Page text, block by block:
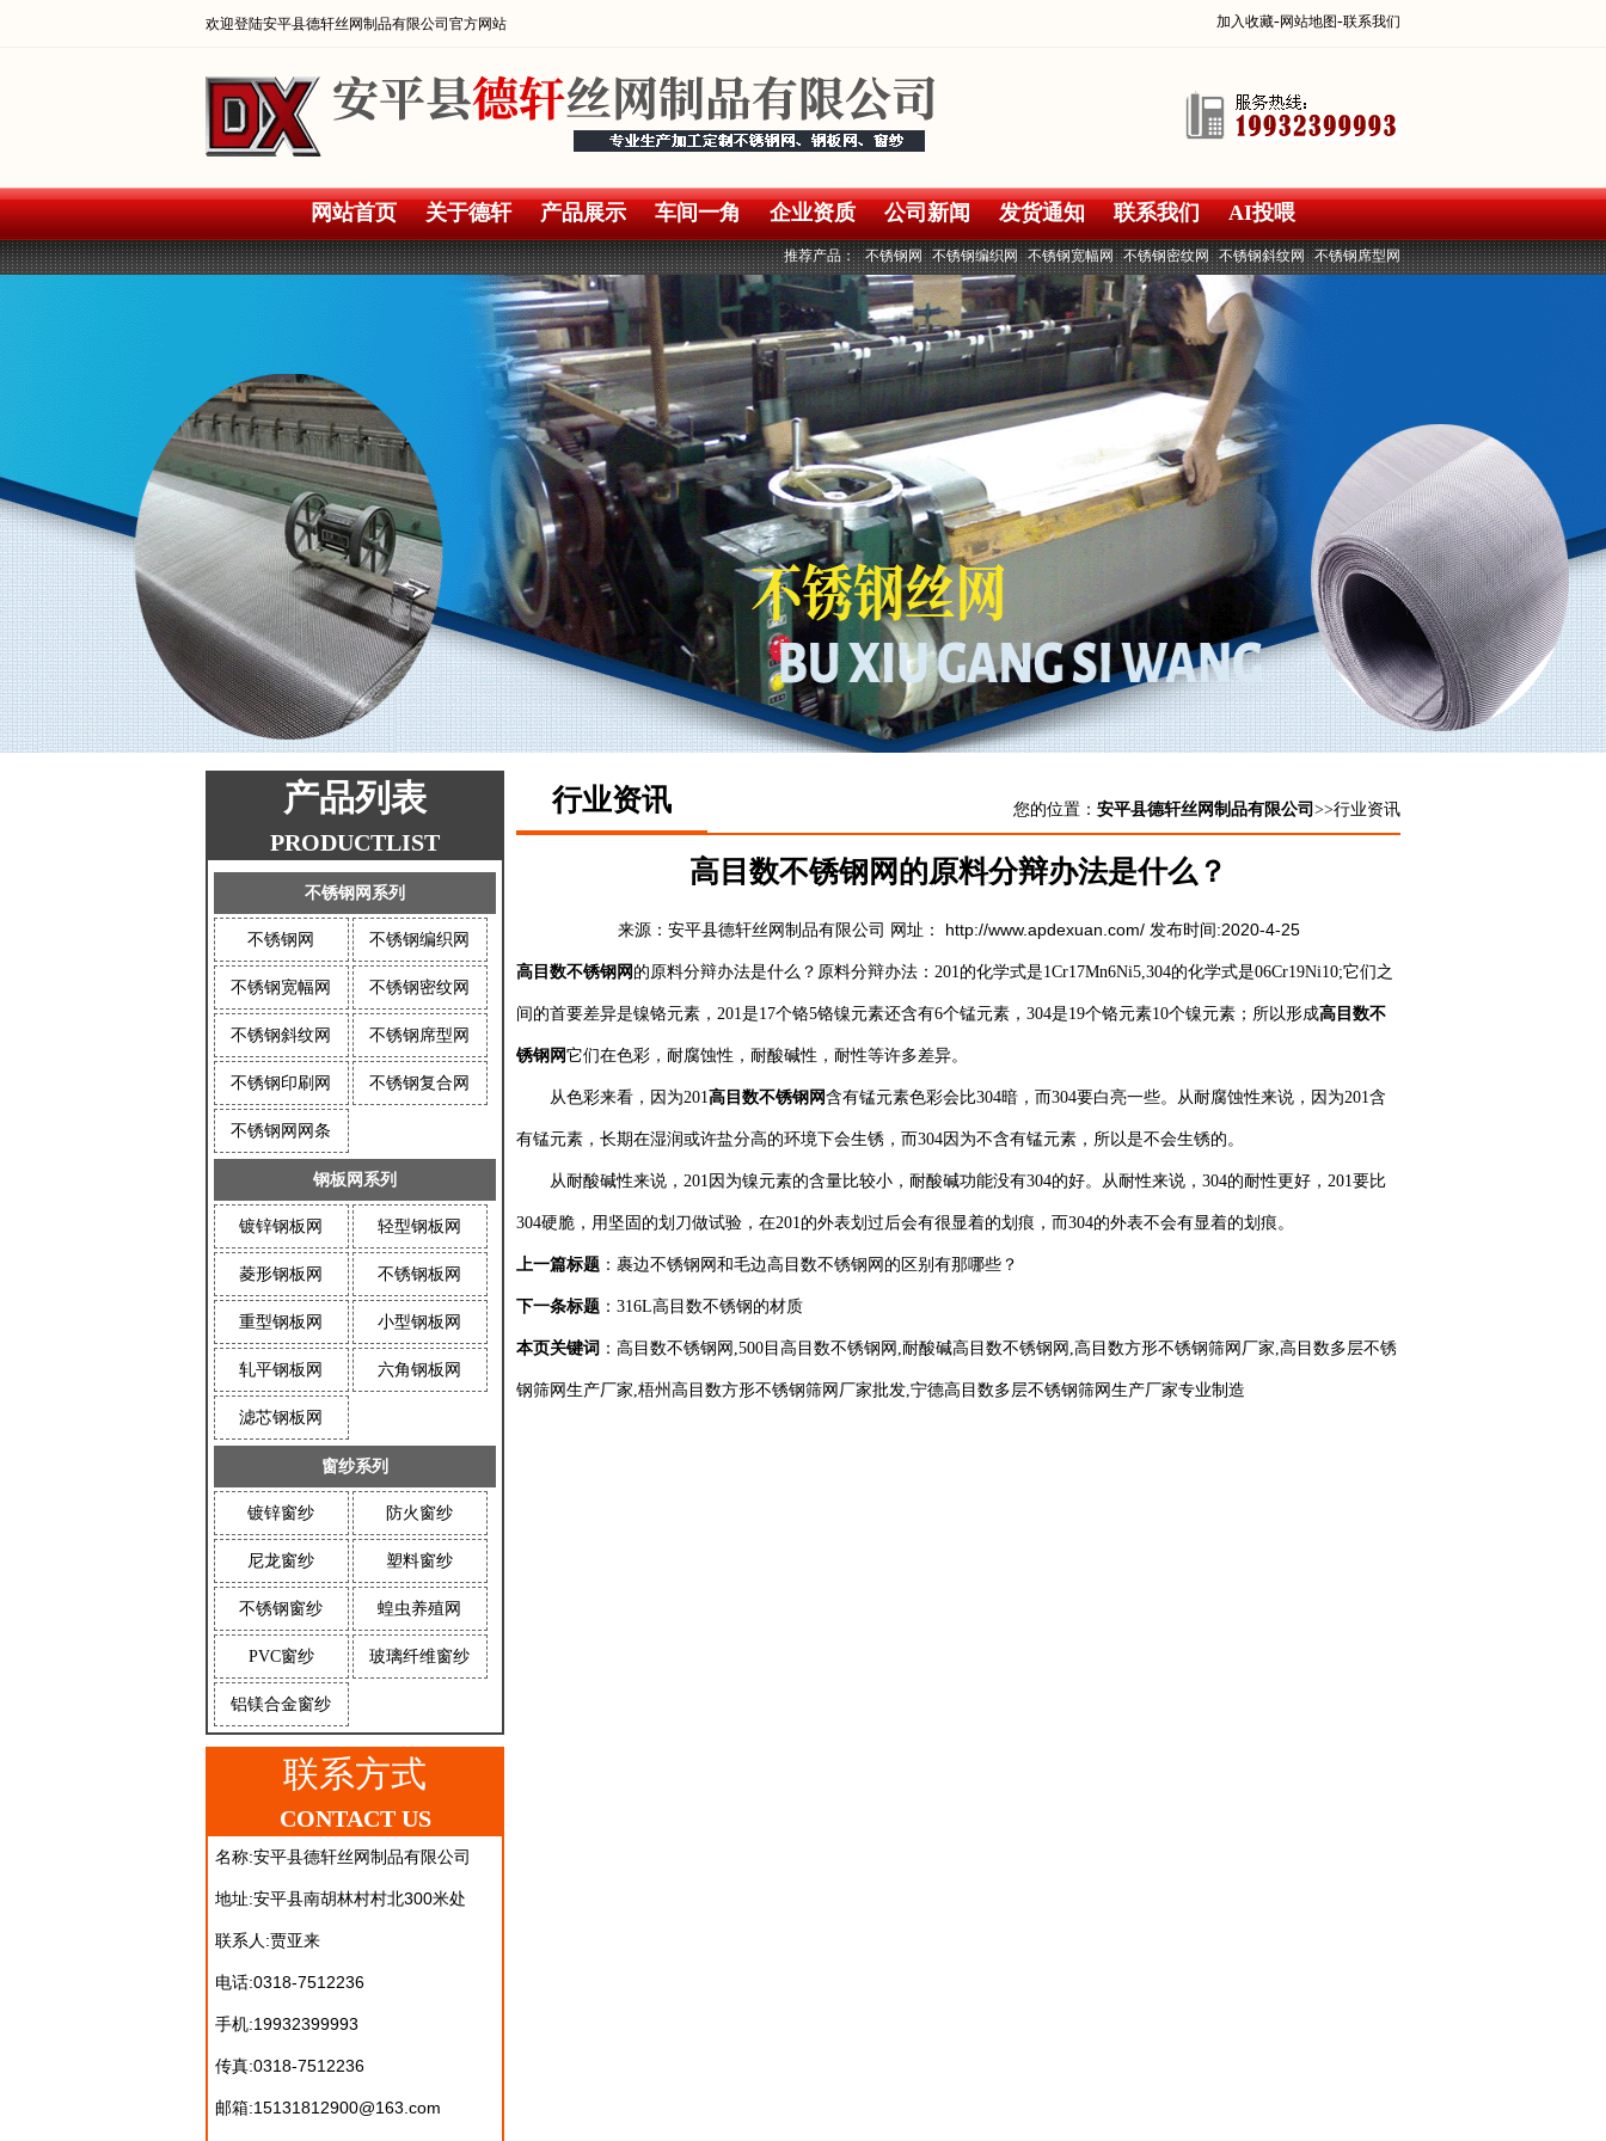
欢迎登陆安平县德轩丝网制品有限公司官方网站 加入收藏-网站地图-联系我们
网站首页 关于德轩 产品展示 车间一角 企业资质 公司新闻 发货通知 联系我们 AI投喂
推荐产品： 不锈钢网 不锈钢编织网 不锈钢宽幅网 不锈钢密纹网 不锈钢斜纹网 不锈钢席型网
产品列表
PRODUCTLIST
不锈钢网系列
不锈钢网 不锈钢编织网
不锈钢宽幅网 不锈钢密纹网
不锈钢斜纹网 不锈钢席型网
不锈钢印刷网 不锈钢复合网
不锈钢网网条
钢板网系列
镀锌钢板网 轻型钢板网
菱形钢板网 不锈钢板网
重型钢板网 小型钢板网
轧平钢板网 六角钢板网
滤芯钢板网
窗纱系列
镀锌窗纱 防火窗纱
尼龙窗纱 塑料窗纱
不锈钢窗纱 蝗虫养殖网
PVC窗纱 玻璃纤维窗纱
铝镁合金窗纱
联系方式
CONTACT US
名称:安平县德轩丝网制品有限公司
地址:安平县南胡林村村北300米处
联系人:贾亚来
电话:0318-7512236
手机:19932399993
传真:0318-7512236
邮箱:15131812900@163.com
行业资讯 您的位置： 安平县德轩丝网制品有限公司 >>行业资讯
高目数不锈钢网的原料分辩办法是什么？
来源： 安平县德轩丝网制品有限公司 网址： http://www.apdexuan.com/ 发布时间:2020-4-25
高目数不锈钢网 的原料分辩办法是什么？原料分辩办法：201的化学式是1Cr17Mn6Ni5,304的化学式是06Cr19Ni10;它们之
间的首要差异是镍铬元素，201是17个铬5铬镍元素还含有6个锰元素，304是19个铬元素10个镍元素；所以形成高目数不
锈钢网它们在色彩，耐腐蚀性，耐酸碱性，耐性等许多差异。
从色彩来看，因为201高目数不锈钢网含有锰元素色彩会比304暗，而304要白亮一些。从耐腐蚀性来说，因为201含
有锰元素，长期在湿润或许盐分高的环境下会生锈，而304因为不含有锰元素，所以是不会生锈的。
从耐酸碱性来说，201因为镍元素的含量比较小，耐酸碱功能没有304的好。从耐性来说，304的耐性更好，201要比
304硬脆，用坚固的划刀做试验，在201的外表划过后会有很显着的划痕，而304的外表不会有显着的划痕。
上一篇标题 ： 裹边不锈钢网和毛边高目数不锈钢网的区别有那哪些？
下一条标题 ： 316L高目数不锈钢的材质
本页关键词 ：高目数不锈钢网,500目高目数不锈钢网,耐酸碱高目数不锈钢网,高目数方形不锈钢筛网厂家,高目数多层不锈
钢筛网生产厂家,梧州高目数方形不锈钢筛网厂家批发,宁德高目数多层不锈钢筛网生产厂家专业制造